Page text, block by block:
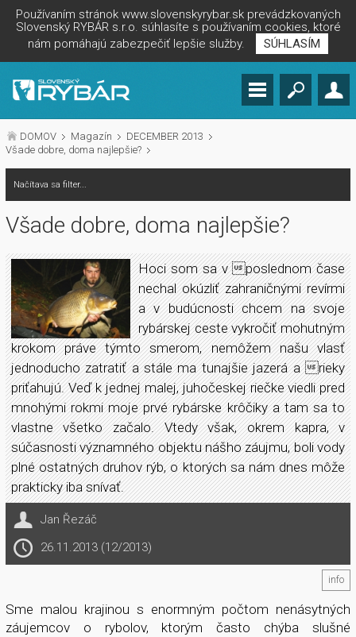
Používaním stránok www.slovenskyrybar.sk prevádzkovaných
Slovenský RYBÁR s.r.o. súhlasíte s používaním cookies, ktoré
nám pomáhajú zabezpečiť lepšie služby.
SÚHLASÍM
DOMOV Magazín
DECEMBER 2013
Všade dobre, doma najlepšie?
Načítava sa filter...
Všade dobre, doma najlepšie?
Hoci som sa v poslednom čase
nechal okúzliť zahraničnými revírmi
a v budúcnosti chcem na svoje
rybárskej ceste vykročiť mohutným
krokom práve týmto smerom, nemôžem našu vlasť
jednoducho zatratiť a stále ma tunajšie jazerá a rieky
priťahujú. Veď k jednej malej, juhočeskej riečke viedli pred
mnohými rokmi moje prvé rybárske krôčiky a tam sa to
vlastne všetko začalo. Vtedy však, okrem kapra, v
súčasnosti významného objektu nášho záujmu, boli vody
plné ostatných druhov rýb, o ktorých sa nám dnes môže
prakticky iba snívať.
Jan Řezáč
26.11.2013 (12/2013)
info
Sme malou krajinou s enormným počtom nenásytných
záujemcov o rybolov, ktorým často chýba slušné